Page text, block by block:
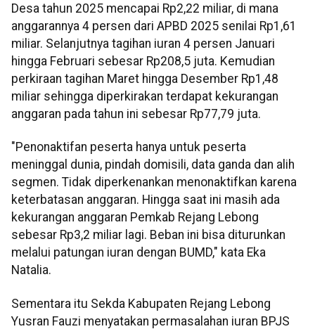
Desa tahun 2025 mencapai Rp2,22 miliar, di mana
anggarannya 4 persen dari APBD 2025 senilai Rp1,61
miliar. Selanjutnya tagihan iuran 4 persen Januari
hingga Februari sebesar Rp208,5 juta. Kemudian
perkiraan tagihan Maret hingga Desember Rp1,48
miliar sehingga diperkirakan terdapat kekurangan
anggaran pada tahun ini sebesar Rp77,79 juta.
"Penonaktifan peserta hanya untuk peserta
meninggal dunia, pindah domisili, data ganda dan alih
segmen. Tidak diperkenankan menonaktifkan karena
keterbatasan anggaran. Hingga saat ini masih ada
kekurangan anggaran Pemkab Rejang Lebong
sebesar Rp3,2 miliar lagi. Beban ini bisa diturunkan
melalui patungan iuran dengan BUMD," kata Eka
Natalia.
Sementara itu Sekda Kabupaten Rejang Lebong
Yusran Fauzi menyatakan permasalahan iuran BPJS